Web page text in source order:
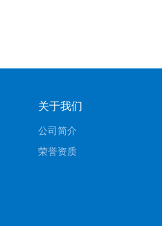
关于我们
公司简介
荣誉资质